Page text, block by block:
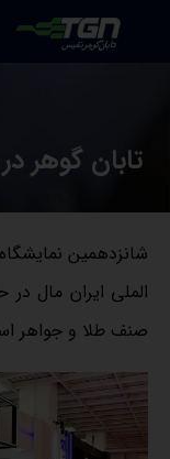
تابان گوهر
شانزدهمین
الملی ایران مال
صنف طلا و جواهر